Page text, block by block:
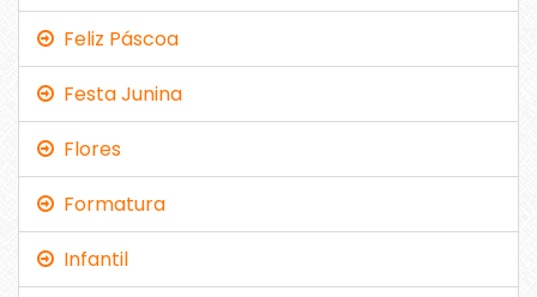
Feliz Páscoa
Festa Junina
Flores
Formatura
Infantil